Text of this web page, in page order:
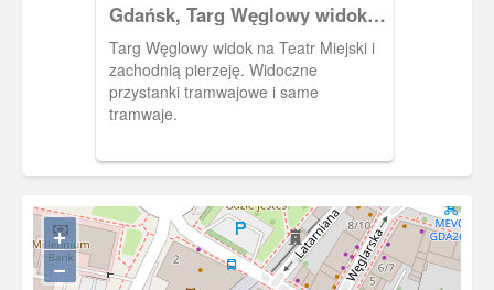
Gdańsk, Targ Węglowy widok
na Teatr Miejski i zachodnią
pierzeję
Targ Węglowy widok na Teatr Miejski i
zachodnią pierzeję. Widoczne
przystanki tramwajowe i same
tramwaje.
+
−